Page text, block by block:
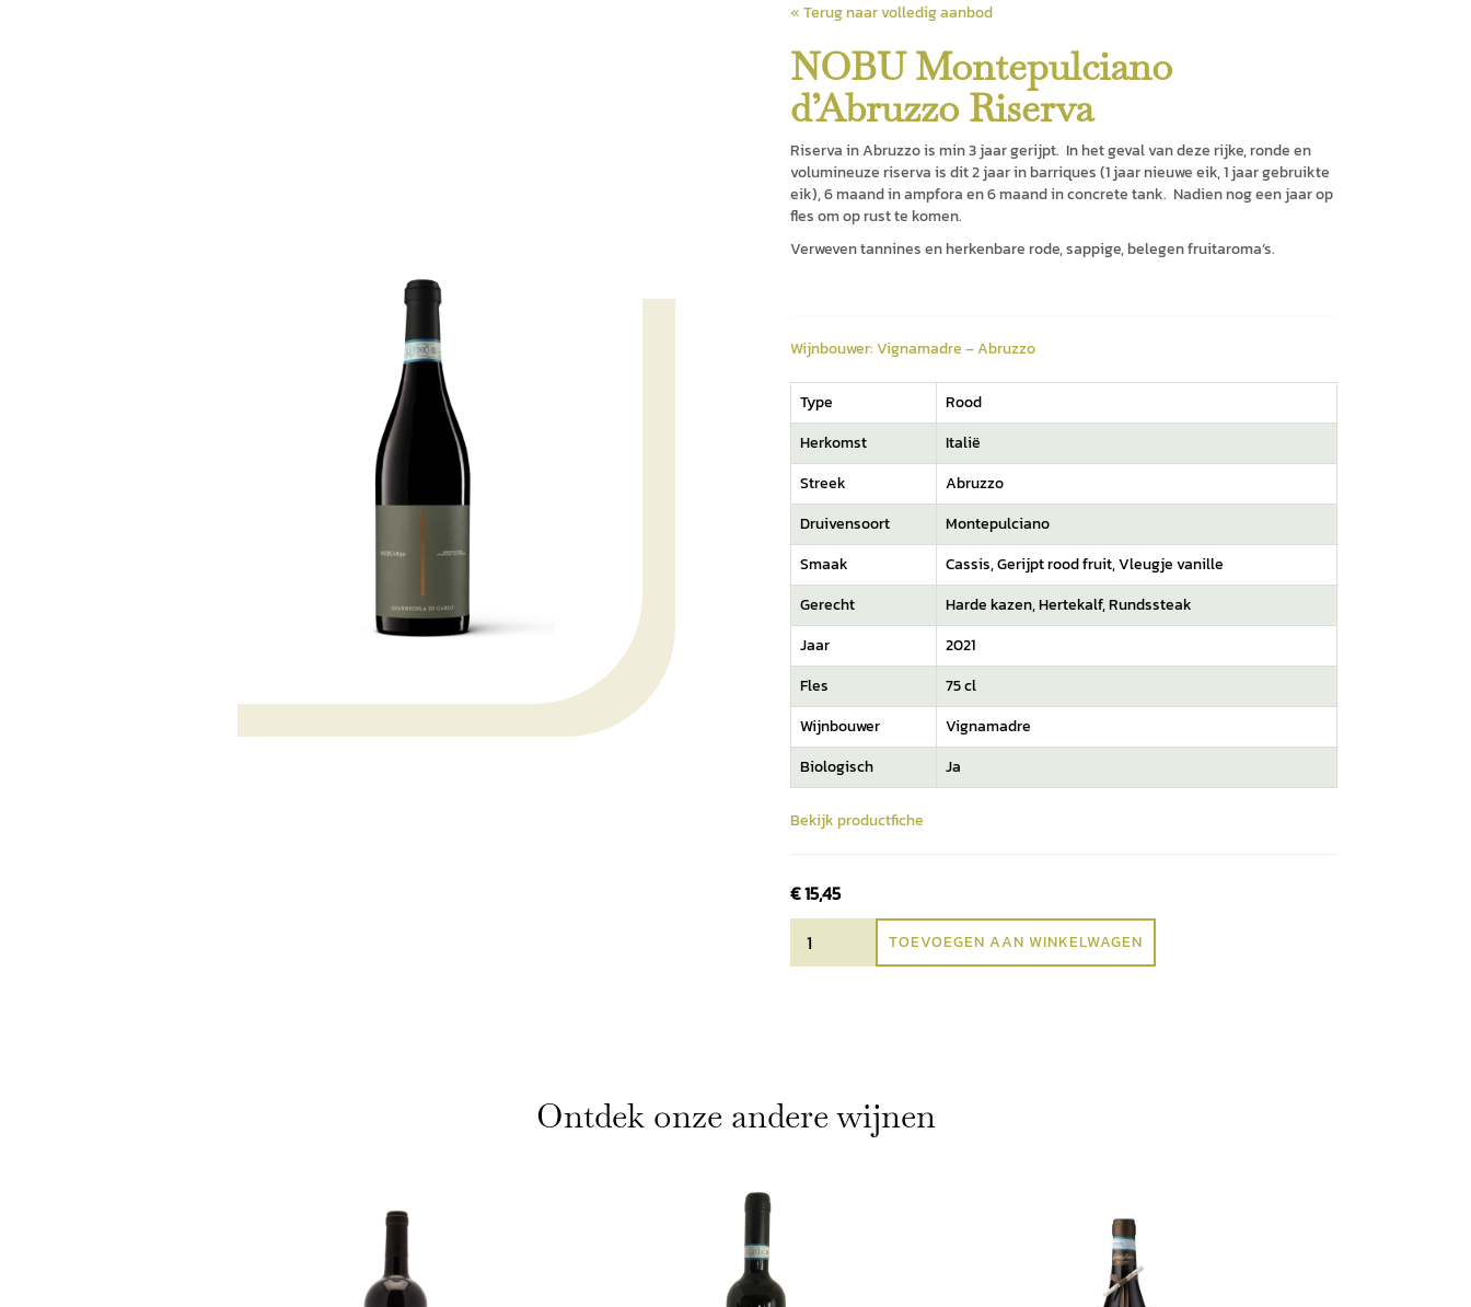
« Terug naar volledig aanbod
NOBU Montepulciano
d’Abruzzo Riserva
Riserva in Abruzzo is min 3 jaar gerijpt. In het geval van deze rijke, ronde en
volumineuze riserva is dit 2 jaar in barriques (1 jaar nieuwe eik, 1 jaar gebruikte
eik), 6 maand in ampfora en 6 maand in concrete tank. Nadien nog een jaar op
fles om op rust te komen.
Verweven tannines en herkenbare rode, sappige, belegen fruitaroma’s.
Wijnbouwer: Vignamadre – Abruzzo
Type
Rood
Herkomst
Italië
Streek
Abruzzo
Druivensoort
Montepulciano
Smaak
Cassis, Gerijpt rood fruit, Vleugje vanille
Gerecht
Harde kazen, Hertekalf, Rundssteak
Jaar
2021
Fles
75 cl
Wijnbouwer
Vignamadre
Biologisch
Ja
Bekijk productfiche
€15,45
TOEVOEGEN AAN WINKELWAGEN
Ontdek onze andere wijnen